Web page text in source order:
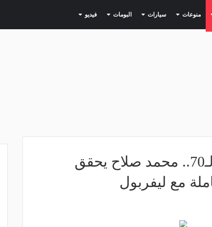
(current) منوعات (current) سيارات (current) البومات (current) فيديو (current)
بعد تخطيه المباراة الـ70.. محمد صلاح يحقق
مع ليفربول